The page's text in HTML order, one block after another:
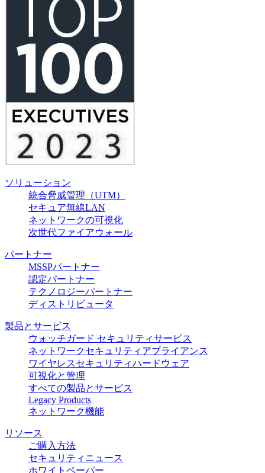
ソリューション
統合脅威管理（UTM）
セキュア無線LAN
ネットワークの可視化
次世代ファイアウォール
パートナー
MSSPパートナー
認定パートナー
テクノロジーパートナー
ディストリビュータ
製品とサービス
ウォッチガード セキュリティサービス
ネットワークセキュリティアプライアンス
ワイヤレスセキュリティハードウェア
可視化と管理
すべての製品とサービス
Legacy Products
ネットワーク機能
リソース
ご購入方法
セキュリティニュース
ホワイトペーパー